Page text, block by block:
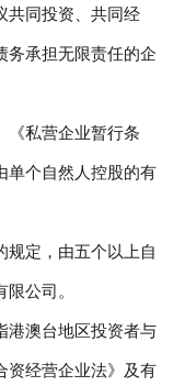
共同投资、共同经
务承担无限责任的企
私营企业暂行条
单个自然人控股的有
定，由五个以上自
公司。
澳台地区投资者与
资经营企业法》及有